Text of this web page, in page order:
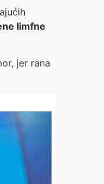
limfne
jer rana